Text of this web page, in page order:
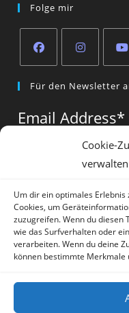
Cookie-
verwalten
Um dir ein optimales
Cookies, um
zuzugreifen. Wenn du diesen
wie das Surfverhalten oder
verarbeiten. Wenn du deine
können bestimmte
Folge mir
in
new
in
new
in
new
tab
Für den Newsletter
Email Address*
Vorname*